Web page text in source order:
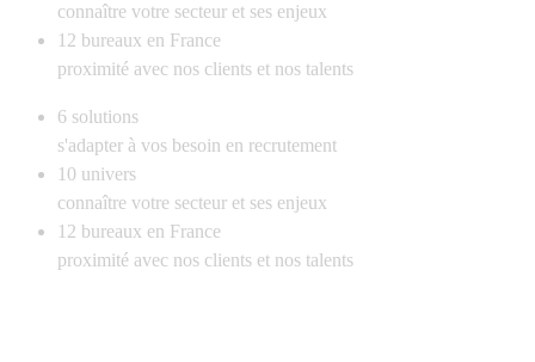
connaître votre secteur et ses enjeux
12 bureaux en France
proximité avec nos clients et nos talents
6 solutions
s'adapter à vos besoin en recrutement
10 univers
connaître votre secteur et ses enjeux
12 bureaux en France
proximité avec nos clients et nos talents